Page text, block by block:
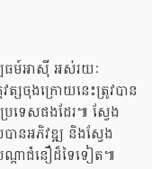
ធម៍អាសុី អស់រយៈ
ចុងក្រោយនេះត្រូវបាន
ទេសផងដែរ៕ ស្វែង
ានអភិវឌ្ឍ និងស្វែង
តាជំនឿដ៏ទៃទៀត៕